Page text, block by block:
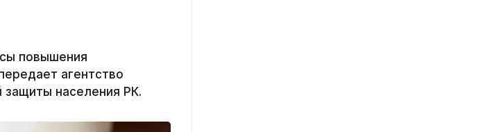
повышения
агентство
защиты населения РК.